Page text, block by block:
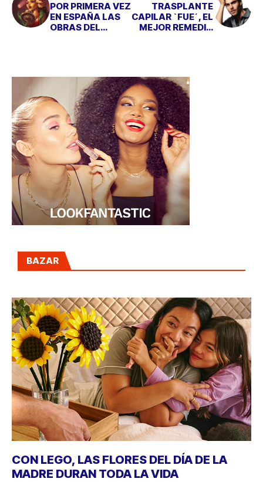
POR PRIMERA VEZ
EN ESPAÑA LAS
OBRAS DEL
TRASPLANTE
CAPILAR `FUE´, EL
MEJOR REMEDIO
BAZAR
CON LEGO, LAS FLORES DEL DÍA DE LA
MADRE DURAN TODA LA VIDA